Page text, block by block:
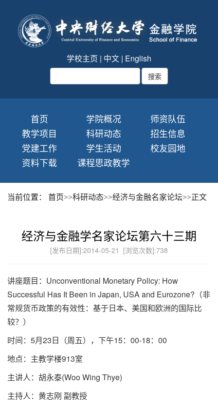
学校主页 | 中文 | English
首页 学院概况
师资队伍
教学项目
科研动态
招生信息
党建工作
学生活动
校友园地
资料下载
课程思政教学
当前位置： 首页>>科研动态>>经济与金融名家论坛>>正文
经济与金融学名家论坛第六十三期
[发布日期]:2014-05-21 [浏览次数]:738
讲座题目：Unconventional Monetary Policy: How
Successful Has It Been in Japan, USA and Eurozone?（非
常规货币政策的有效性：基于日本、美国和欧洲的国际比
较？）
时间：5月23日（周五），下午15：00-18：00
地点：主教学楼913室
主讲人：胡永泰(Woo Wing Thye)
主持人：黄志刚 副教授